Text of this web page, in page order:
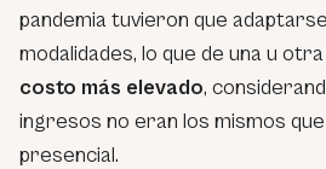
pandemia tuvieron que
modalidades, lo que de una u
costo más elevado,
ingresos no eran los mismos
presencial.